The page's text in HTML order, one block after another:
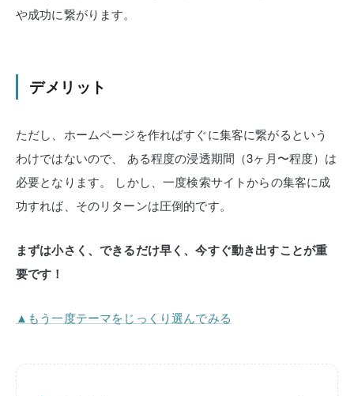
や成功に繋がります。
デメリット
ただし、ホームページを作ればすぐに集客に繋がるという
わけではないので、
ある程度の浸透期間（3ヶ月〜程度）は
必要となります。
しかし、一度検索サイトからの集客に成
功すれば、そのリターンは圧倒的です。
まずは小さく、できるだけ早く、今すぐ動き出すことが重
要です！
▲もう一度テーマをじっくり選んでみる